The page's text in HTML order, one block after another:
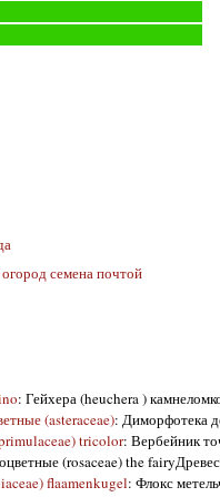
семена почтой
: Гейхера (heuchera )
(asteraceae): Диморфотека
tricolor: Вербейник
(rosaceae) the
flaamenkugel: Флокс